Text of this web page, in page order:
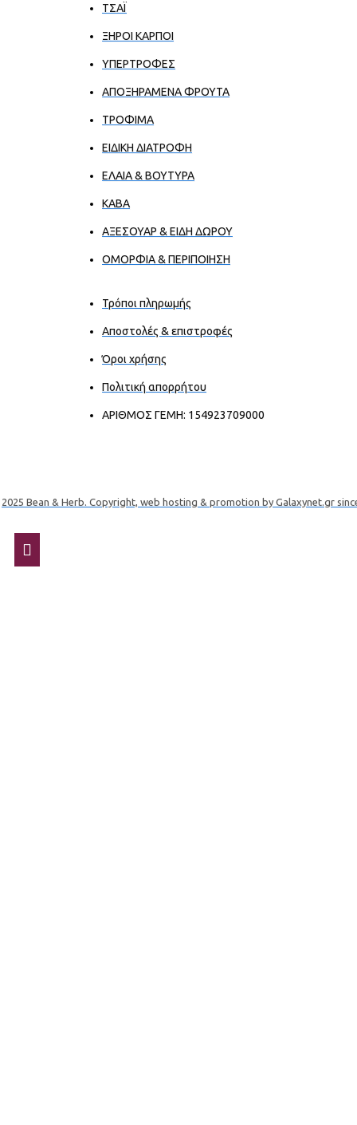
ΤΣΑΪ
ΞΗΡΟΙ ΚΑΡΠΟΙ
ΥΠΕΡΤΡΟΦΕΣ
ΑΠΟΞΗΡΑΜΕΝΑ ΦΡΟΥΤΑ
ΤΡΟΦΙΜΑ
ΕΙΔΙΚΗ ΔΙΑΤΡΟΦΗ
ΕΛΑΙΑ & ΒΟΥΤΥΡΑ
ΚΑΒΑ
ΑΞΕΣΟΥΑΡ & ΕΙΔΗ ΔΩΡΟΥ
ΟΜΟΡΦΙΑ & ΠΕΡΙΠΟΙΗΣΗ
Τρόποι πληρωμής
Αποστολές & επιστροφές
Όροι χρήσης
Πολιτική απορρήτου
ΑΡΙΘΜΟΣ ΓΕΜΗ: 154923709000
2025 Bean & Herb. Copyright, web hosting & promotion by Galaxynet.gr